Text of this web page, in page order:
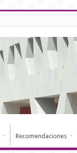
Recomendaciones